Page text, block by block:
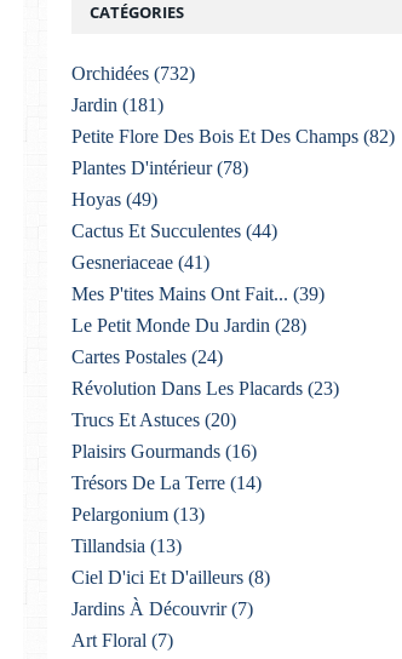
CATÉGORIES
Orchidées (732)
Jardin (181)
Petite Flore Des Bois Et Des Champs (82)
Plantes D'intérieur(78)
Hoyas (49)
Cactus Et Succulentes (44)
Gesneriaceae (41)
Mes P'tites Mains Ont Fait... (39)
Le Petit Monde Du Jardin (28)
Cartes Postales (24)
Révolution Dans Les Placards (23)
Trucs Et Astuces (20)
Plaisirs Gourmands (16)
Trésors De La Terre (14)
Pelargonium (13)
Tillandsia (13)
Ciel D'ici Et D'ailleurs (8)
Jardins À Découvrir(7)
Art Floral (7)